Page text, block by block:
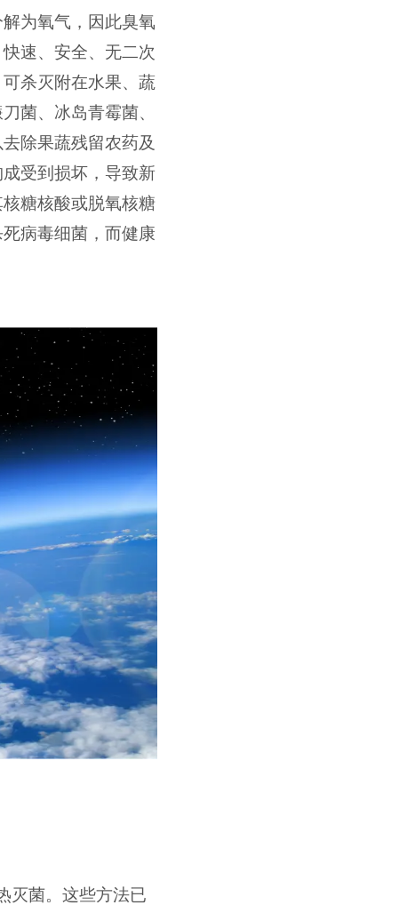
为氧气，因此臭氧
速、安全、无二次
杀灭附在水果、蔬
菌、冰岛青霉菌、
除果蔬残留农药及
受到损坏，导致新
糖核酸或脱氧核糖
病毒细菌，而健康
灭菌。这些方法已